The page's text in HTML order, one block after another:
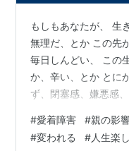
もしもあなたが、 生
無理だ、とか この先
毎日しんどい、 この
か、辛い、とか とに
ず、閉塞感、嫌悪感
す。 今の、ご自身の
係や育った環境から
#愛着障害 #親の影
#変われる #人生楽